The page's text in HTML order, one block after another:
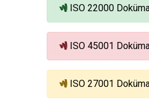
ISO 22000
ISO 45001
ISO 27001